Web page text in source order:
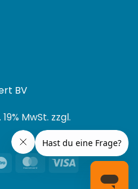
BV
MwSt. zzgl.
Maestro MasterCard
Visa